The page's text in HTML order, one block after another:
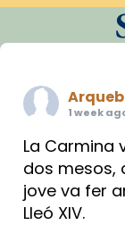
1 week
La Carmina
dos mesos,
jove va fer
Lleó XIV.